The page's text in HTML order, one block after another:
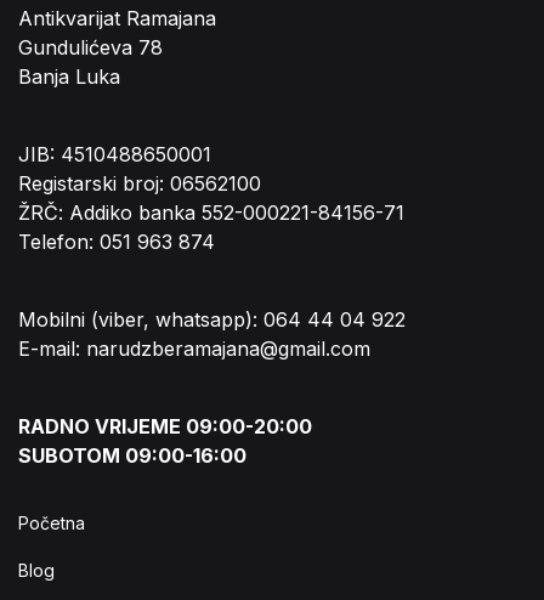
Antikvarijat Ramajana
Gundulićeva 78
Banja Luka
JIB: 4510488650001
Registarski broj: 06562100
ŽRČ: Addiko banka 552-000221-84156-71
Telefon: 051 963 874
Mobilni (viber, whatsapp): 064 44 04 922
E-mail: narudzberamajana@gmail.com
RADNO VRIJEME 09:00-20:00
SUBOTOM 09:00-16:00
Početna
Blog